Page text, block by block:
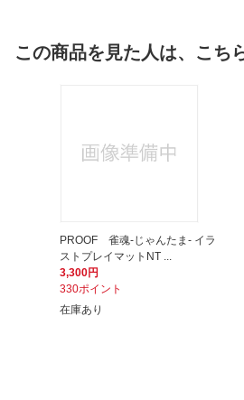
この商品を見た人は、こち
PROOF 雀魂-じゃんたま- イラ
ストプレイマットNT ...
3,300円
330ポイント
在庫あり